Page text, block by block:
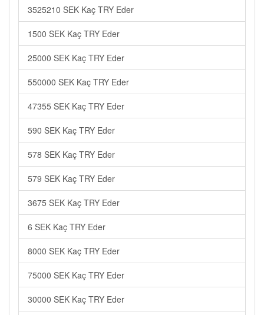
3525210 SEK Kaç TRY Eder
1500 SEK Kaç TRY Eder
25000 SEK Kaç TRY Eder
550000 SEK Kaç TRY Eder
47355 SEK Kaç TRY Eder
590 SEK Kaç TRY Eder
578 SEK Kaç TRY Eder
579 SEK Kaç TRY Eder
3675 SEK Kaç TRY Eder
6 SEK Kaç TRY Eder
8000 SEK Kaç TRY Eder
75000 SEK Kaç TRY Eder
30000 SEK Kaç TRY Eder